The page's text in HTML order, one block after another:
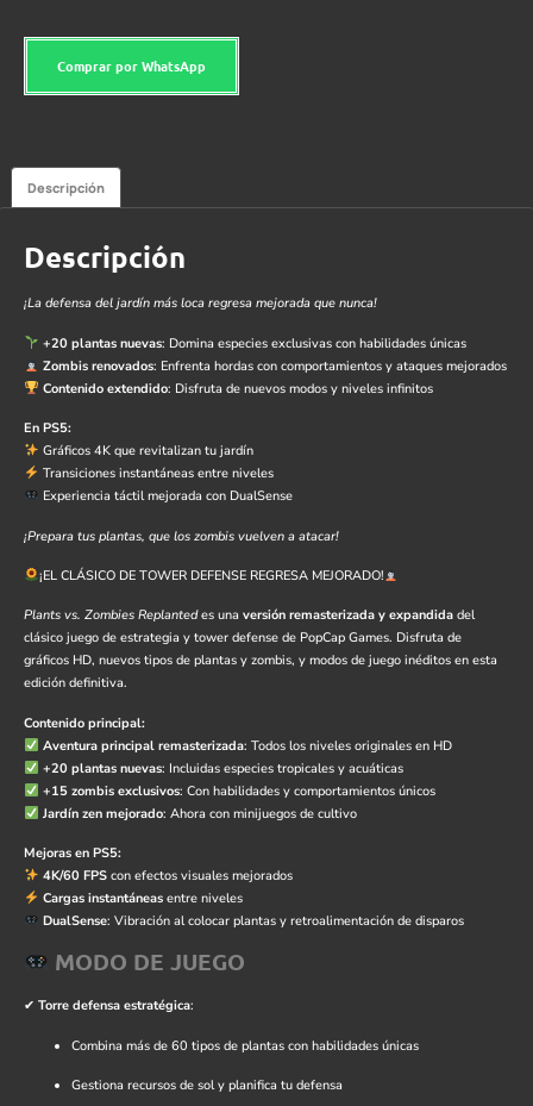
Comprar por WhatsApp
Descripción
Descripción
¡La defensa del jardín más loca regresa mejorada que nunca!
+20 plantas nuevas: Domina especies exclusivas con habilidades únicas
Zombis renovados: Enfrenta hordas con comportamientos y ataques mejorados
Contenido extendido: Disfruta de nuevos modos y niveles infinitos
En PS5:
Gráficos 4K que revitalizan tu jardín
Transiciones instantáneas entre niveles
Experiencia táctil mejorada con DualSense
¡Prepara tus plantas, que los zombis vuelven a atacar!
¡EL CLÁSICO DE TOWER DEFENSE REGRESA MEJORADO!
Plants vs. Zombies Replantedes una versión remasterizada y expandida del
clásico juego de estrategia y tower defense de PopCap Games. Disfruta de
gráficos HD, nuevos tipos de plantas y zombis, y modos de juego inéditos en esta
edición definitiva.
Contenido principal:
Aventura principal remasterizada: Todos los niveles originales en HD
+20 plantas nuevas: Incluidas especies tropicales y acuáticas
+15 zombis exclusivos: Con habilidades y comportamientos únicos
Jardín zen mejorado: Ahora con minijuegos de cultivo
Mejoras en PS5:
4K/60 FPScon efectos visuales mejorados
Cargas instantáneasentre niveles
DualSense: Vibración al colocar plantas y retroalimentación de disparos
MODO DE JUEGO
✔ Torre defensa estratégica:
Combina más de 60 tipos de plantas con habilidades únicas
Gestiona recursos de sol y planifica tu defensa